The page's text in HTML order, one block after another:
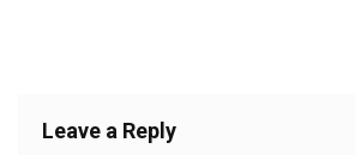
Leave a Reply